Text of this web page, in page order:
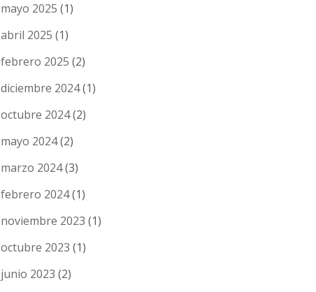
mayo 2025 (1)
abril 2025 (1)
febrero 2025 (2)
diciembre 2024(1)
octubre 2024(2)
mayo 2024(2)
marzo 2024(3)
febrero 2024(1)
noviembre 2023 (1)
octubre 2023 (1)
junio 2023 (2)